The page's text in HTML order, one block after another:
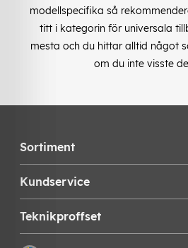
modellspecifika så
titt i kategorin för universala
mesta och du hittar alltid något
om du inte visste
Sortiment
Kundservice
Teknikproffset